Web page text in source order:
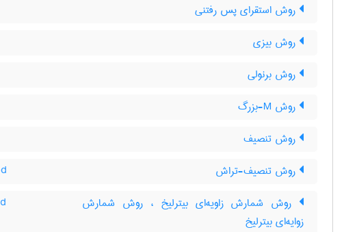
روش استقرای پس رفتنی
روش بیزی
روش برنولی
روش M-بزرگ
روش تنصیف
روش تنصیف-تراش
روش شمارش زاویه‌ای بیترلیخ ، روش شمارش
زوایه‌ای بیترلیخ